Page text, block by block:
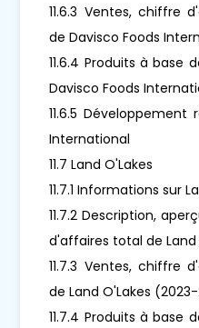
11.6.3 Ventes, chiffre
de Davisco Foods
11.6.4 Produits à
Davisco Foods
11.6.5
International
11.7 Land O'Lakes
11.7.1 Informations sur
11.7.2 Description,
d'affaires total de Land
11.7.3 Ventes, chiffre
de Land O'Lakes
11.7.4 Produits à